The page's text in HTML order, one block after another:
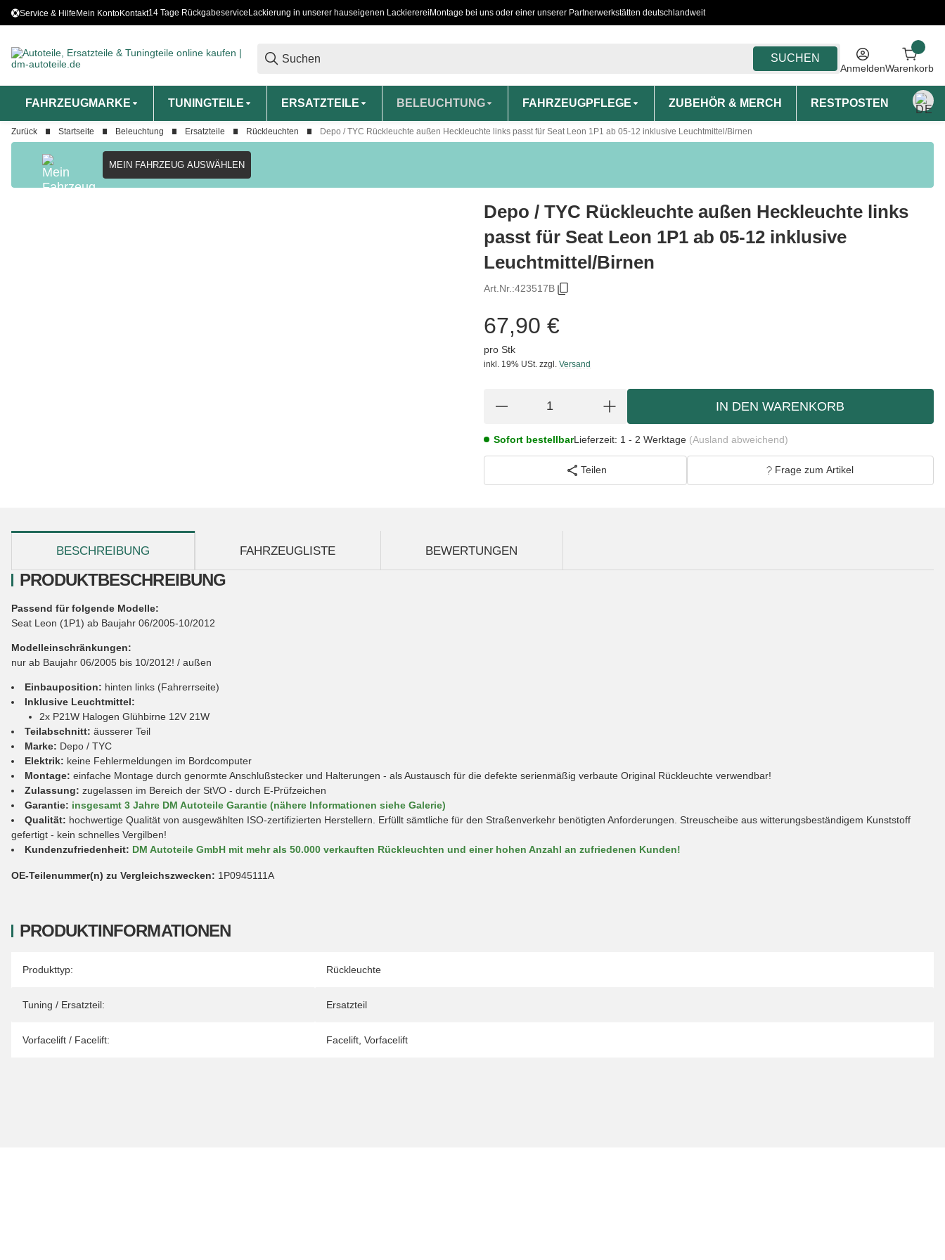
Service & HilfeMein KontoKontakt14 Tage Rückgabeservice Lackierung in unserer hauseigenen Lackiererei Montage bei uns oder einer unserer Partnerwerkstätten deutschlandweit
SUCHEN
AnmeldenWarenkorb
FAHRZEUGMARKE TUNINGTEILE ERSATZTEILE BELEUCHTUNG FAHRZEUGPFLEGE ZUBEHÖR & MERCH RESTPOSTEN
Zurück Startseite Beleuchtung Ersatzteile Rückleuchten Depo / TYC Rückleuchte außen Heckleuchte links passt für Seat Leon 1P1 ab 05-12 inklusive Leuchtmittel/Birnen
MEIN FAHRZEUG AUSWÄHLEN
Depo / TYC Rückleuchte außen Heckleuchte links
passt für Seat Leon 1P1 ab 05-12 inklusive
Leuchtmittel/Birnen
Art.Nr.:423517B
67,90 €
pro Stk
inkl. 19% USt. zzgl. Versand
IN DEN WARENKORB
Sofort bestellbarLieferzeit: 1 - 2 Werktage (Ausland abweichend)
Teilen Frage zum Artikel
BESCHREIBUNG FAHRZEUGLISTE BEWERTUNGEN
PRODUKTINFORMATIONEN
Produkteigenschaft
Wert
Produkttyp: Rückleuchte
Tuning / Ersatzteil: Ersatzteil
Vorfacelift / Facelift: Facelift Vorfacelift
PRODUKTBESCHREIBUNG
Passend für folgende Modelle:
Seat Leon (1P1) ab Baujahr 06/2005-10/2012
Modelleinschränkungen:
nur ab Baujahr 06/2005 bis 10/2012! / außen
Einbauposition: hinten links (Fahrerrseite)
Inklusive Leuchtmittel:
2x P21W Halogen Glühbirne 12V 21W
Teilabschnitt: äusserer Teil
Marke: Depo / TYC
Elektrik: keine Fehlermeldungen im Bordcomputer
Montage: einfache Montage durch genormte Anschlußstecker und Halterungen - als Austausch für die defekte serienmäßig verbaute Original Rückleuchte verwendbar!
Zulassung: zugelassen im Bereich der StVO - durch E-Prüfzeichen
Garantie: insgesamt 3 Jahre DM Autoteile Garantie (nähere Informationen siehe Galerie)
Qualität: hochwertige Qualität von ausgewählten ISO-zertifizierten Herstellern. Erfüllt sämtliche für den Straßenverkehr benötigten Anforderungen. Streuscheibe aus witterungsbeständigem Kunststoff
gefertigt - kein schnelles Vergilben!
Kundenzufriedenheit: DM Autoteile GmbH mit mehr als 50.000 verkauften Rückleuchten und einer hohen Anzahl an zufriedenen Kunden!
OE-Teilenummer(n) zu Vergleichszwecken: 1P0945111A